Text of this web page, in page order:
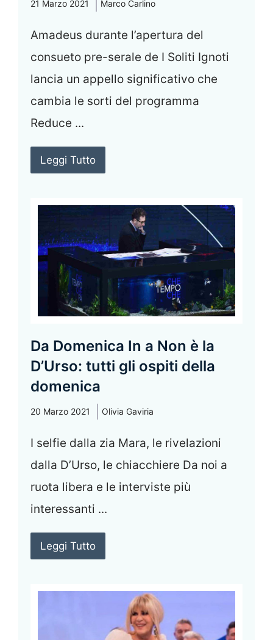
21 Marzo 2021 Marco Carlino
Amadeus durante l’apertura del
consueto pre-serale de I Soliti Ignoti
lancia un appello significativo che
cambia le sorti del programma
Reduce ...
Leggi Tutto
Da Domenica In a Non è la
D’Urso: tutti gli ospiti della
domenica
20 Marzo 2021 Olivia Gaviria
I selfie dalla zia Mara, le rivelazioni
dalla D’Urso, le chiacchiere Da noi a
ruota libera e le interviste più
interessanti ...
Leggi Tutto